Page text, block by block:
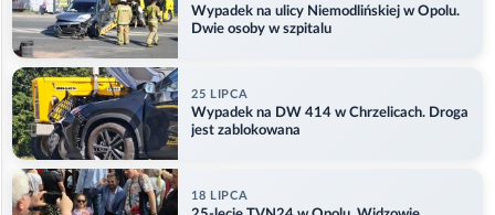
Wypadek na ulicy Niemodlińskiej w Opolu.
Dwie osoby w szpitalu
25 LIPCA
Wypadek na DW 414 w Chrzelicach. Droga
jest zablokowana
18 LIPCA